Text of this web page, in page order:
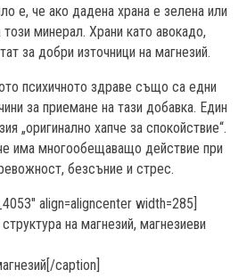
е, че ако дадена храна е зелена или
минерал. Храни като авокадо,
за добри източници на магнезий.
психичното здраве също са едни
за приемане на тази добавка. Един
„оригинално хапче за спокойствие“.
има многообещаващо действие при
безсъние и стрес.
align=aligncenter width=285]
caption]